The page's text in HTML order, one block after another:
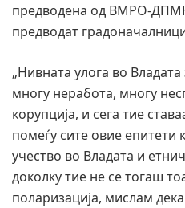
предводена од ВМРО-
предводат
„Нивната улога во
многу неработа, многу
корупција, и сега тие
помеѓу сите овие
учество во Владата и
доколку тие не се тогаш
поларизација, мислам